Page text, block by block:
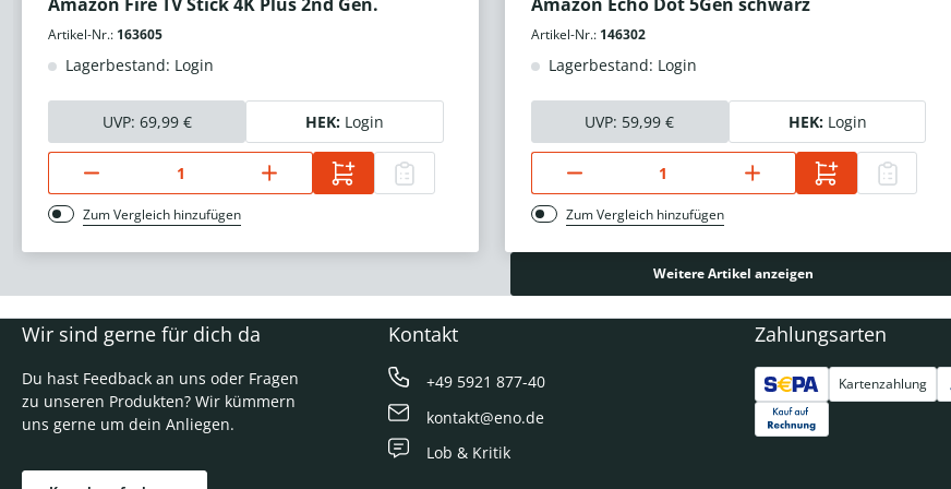
Artikel-Nr.: 163605
Lagerbestand: Login
UVP: 69,99 € HEK: Login
Zum Vergleich hinzufügen
Artikel-Nr.: 146302
Lagerbestand: Login
UVP: 59,99 € HEK: Login
Zum Vergleich hinzufügen
Weitere Artikel anzeigen
Wir sind gerne für dich da
Du hast Feedback an uns oder Fragen
zu unseren Produkten? Wir kümmern
uns gerne um dein Anliegen.
Kontakt
+49 5921 877-40
kontakt@eno.de
Lob & Kritik
Zahlungsarten
Kartenzahlung